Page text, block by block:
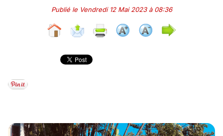
Publié le Vendredi 12 Mai 2023 à 08:36